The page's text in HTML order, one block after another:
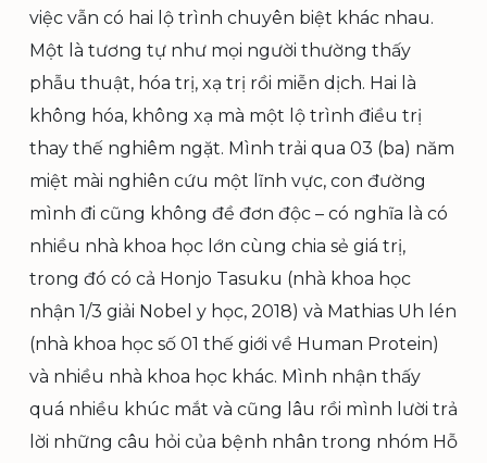
việc vẫn có hai lộ trình chuyên biệt khác nhau.
Một là tương tự như mọi người thường thấy
phẫu thuật, hóa trị, xạ trị rồi miễn dịch. Hai là
không hóa, không xạ mà một lộ trình điều trị
thay thế nghiêm ngặt. Mình trải qua 03 (ba) năm
miệt mài nghiên cứu một lĩnh vực, con đường
mình đi cũng không đề đơn độc – có nghĩa là có
nhiều nhà khoa học lớn cùng chia sẻ giá trị,
trong đó có cả Honjo Tasuku (nhà khoa học
nhận 1/3 giải Nobel y học, 2018) và Mathias Uh lén
(nhà khoa học số 01 thế giới về Human Protein)
và nhiều nhà khoa học khác. Mình nhận thấy
quá nhiều khúc mắt và cũng lâu rồi mình lười trả
lời những câu hỏi của bệnh nhân trong nhóm Hỗ